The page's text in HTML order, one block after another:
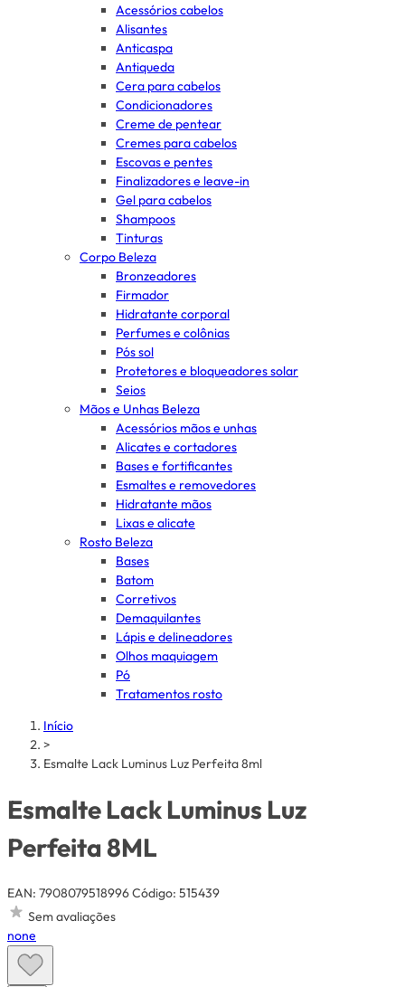
Acessórios cabelos
Alisantes
Anticaspa
Antiqueda
Cera para cabelos
Condicionadores
Creme de pentear
Cremes para cabelos
Escovas e pentes
Finalizadores e leave-in
Gel para cabelos
Shampoos
Tinturas
Corpo Beleza
Bronzeadores
Firmador
Hidratante corporal
Perfumes e colônias
Pós sol
Protetores e bloqueadores solar
Seios
Mãos e Unhas Beleza
Acessórios mãos e unhas
Alicates e cortadores
Bases e fortificantes
Esmaltes e removedores
Hidratante mãos
Lixas e alicate
Rosto Beleza
Bases
Batom
Corretivos
Demaquilantes
Lápis e delineadores
Olhos maquiagem
Pó
Tratamentos rosto
Início
>
Esmalte Lack Luminus Luz Perfeita 8ml
Esmalte Lack Luminus Luz
Perfeita 8ML
EAN: 7908079518996Código: 515439
Sem avaliações
none